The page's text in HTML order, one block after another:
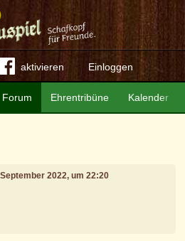
aktivieren Einloggen
Forum Ehrentribüne Kalender
2022, um 22:20